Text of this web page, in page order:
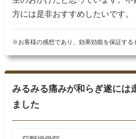
方には是非おすすめしたいです。
※お客様の感想であり、効果効能を保証する
みるみる痛みが和らぎ遂には
ました